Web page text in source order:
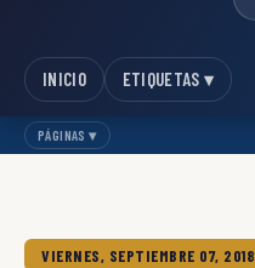
INICIO ETIQUETAS ▾
PÁGINAS ▾
VIERNES, SEPTIEMBRE 07, 2018